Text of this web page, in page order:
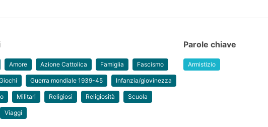
Amore Azione Cattolica Famiglia Fascismo
Guerra mondiale 1939-45 Infanzia/giovinezza
Militari Religiosi Religiosità Scuola
Viaggi
Parole chiave
Armistizio